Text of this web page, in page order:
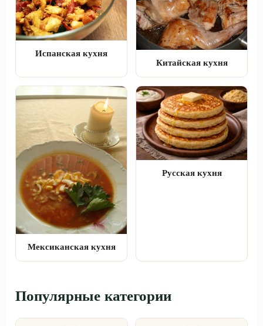
Испанская кухня
Китайская кухня
Мексиканская кухня
Русская кухня
Популярные категории